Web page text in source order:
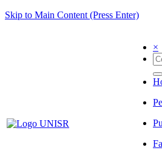
Skip to Main Content (Press Enter)
×